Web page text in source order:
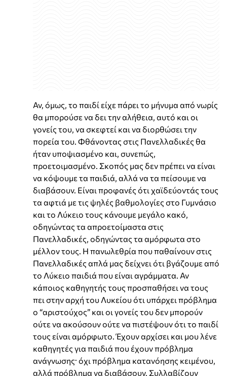
Αν, όμως, το παιδί είχε πάρει το μήνυμα από νωρίς
θα μπορούσε να δει την αλήθεια, αυτό και οι
γονείς του, να σκεφτεί και να διορθώσει την
πορεία του. Φθάνοντας στις Πανελλαδικές θα
ήταν υποψιασμένο και, συνεπώς,
προετοιμασμένο. Σκοπός μας δεν πρέπει να είναι
να κόψουμε τα παιδιά, αλλά να τα πείσουμε να
διαβάσουν. Είναι προφανές ότι χαϊδεύοντάς τους
τα αφτιά με τις ψηλές βαθμολογίες στο Γυμνάσιο
και το Λύκειο τους κάνουμε μεγάλο κακό,
οδηγώντας τα απροετοίμαστα στις
Πανελλαδικές, οδηγώντας τα αμόρφωτα στο
μέλλον τους. Η πανωλεθρία που παθαίνουν στις
Πανελλαδικές απλά μας δείχνει ότι βγάζουμε από
το Λύκειο παιδιά που είναι αγράμματα. Αν
κάποιος καθηγητής τους προσπαθήσει να τους
πει στην αρχή του Λυκείου ότι υπάρχει πρόβλημα
ο “αριστούχος” και οι γονείς του δεν μπορούν
ούτε να ακούσουν ούτε να πιστέψουν ότι το παιδί
τους είναι αμόρφωτο. Έχουν αρχίσει και μου λένε
καθηγητές για παιδιά που έχουν πρόβλημα
ανάγνωσης· όχι πρόβλημα κατανόησης κειμένου,
αλλά πρόβλημα να διαβάσουν. Συλλαβίζουν